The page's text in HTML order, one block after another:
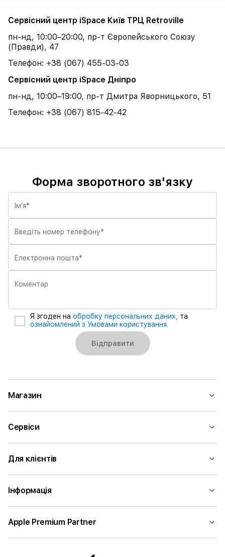
Сервісний центр iSpace Київ ТРЦ Retroville
пн-нд, 10:00–20:00, пр-т Європейського Союзу
(Правди), 47
Телефон: +38 (067) 455-03-03
Сервісний центр iSpace Дніпро
пн-нд, 10:00–19:00, пр-т Дмитра Яворницького, 51
Телефон: +38 (067) 815-42-42
Форма зворотного зв'язку
Ім'я*
Введіть номер телефону*
Електронна пошта*
Коментар
Я згоден на обробку персональних даних, та
ознайомлений з Умовами користування.
Відправити
Магазин
Сервіси
Для клієнтів
Інформація
Apple Premium Partner